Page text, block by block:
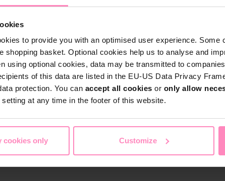
to provide you with an optimised user experience. Some
shopping basket. Optional cookies help us to analyse and
using optional cookies, data may be transmitted to
of this data are listed in the EU-US Data Privacy
protection. You can accept all cookies or only allow
at any time in the footer of this website.
cookies only Customize